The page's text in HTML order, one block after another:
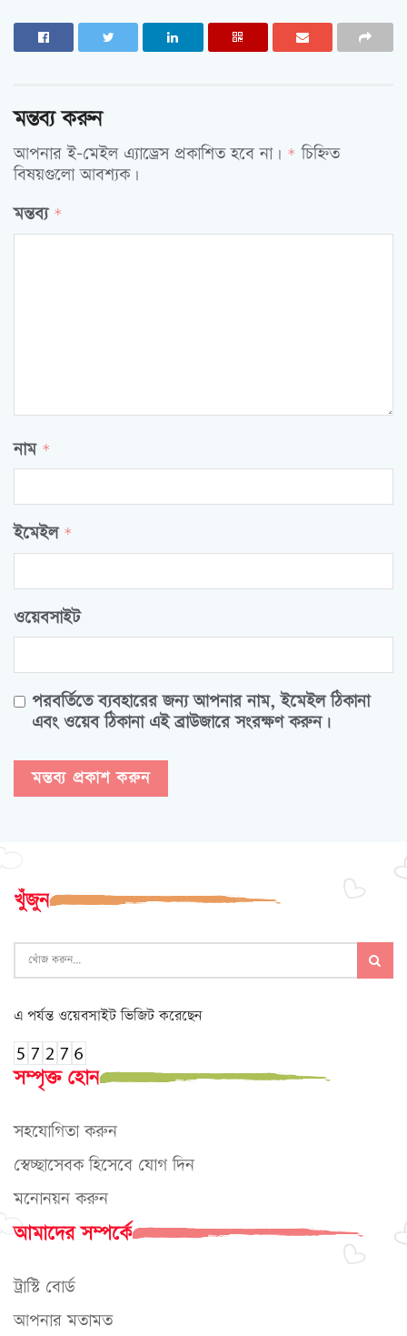
মন্তব্য করুন
আপনার ই-মেইল এ্যাড্রেস প্রকাশিত হবে না। * চিহ্নিত
বিষয়গুলো আবশ্যক।
মন্তব্য *
নাম *
ইমেইল *
ওয়েবসাইট
পরবর্তিতে ব্যবহারের জন্য আপনার নাম, ইমেইল ঠিকানা
এবং ওয়েব ঠিকানা এই ব্রাউজারে সংরক্ষণ করুন।
খুঁজুন
এ পর্যন্ত ওয়েবসাইট ভিজিট করেছেন
সম্পৃক্ত হোন
সহযোগিতা করুন
স্বেচ্ছাসেবক হিসেবে যোগ দিন
মনোনয়ন করুন
আমাদের সম্পর্কে
ট্রাস্টি বোর্ড
আপনার মতামত